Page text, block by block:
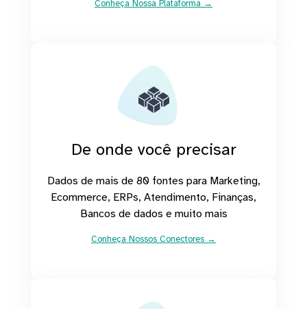
Conheça Nossa Plataforma →
De onde você precisar
Dados de mais de 80 fontes para Marketing,
Ecommerce, ERPs, Atendimento, Finanças,
Bancos de dados e muito mais
Conheça Nossos Conectores →